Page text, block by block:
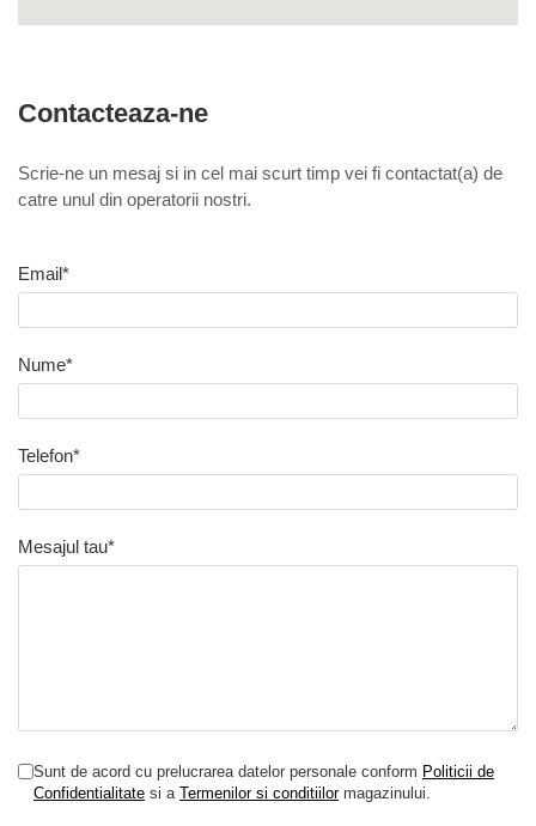
Contacteaza-ne
Scrie-ne un mesaj si in cel mai scurt timp vei fi contactat(a) de
catre unul din operatorii nostri.
Email*
Nume*
Telefon*
Mesajul tau*
Sunt de acord cu prelucrarea datelor personale conform Politicii de
Confidentialitate si a Termenilor si conditiilormagazinului.